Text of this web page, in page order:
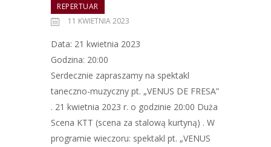
REPERTUAR
11 KWIETNIA 2023
Data: 21 kwietnia 2023
Godzina: 20:00
Serdecznie zapraszamy na spektakl
taneczno-muzyczny pt. „VENUS DE FRESA”
. 21 kwietnia 2023 r. o godzinie 20:00 Duża
Scena KTT (scena za stalową kurtyną) . W
programie wieczoru: spektakl pt. „VENUS